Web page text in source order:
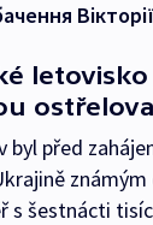
letovisko
byl před
s šestnácti